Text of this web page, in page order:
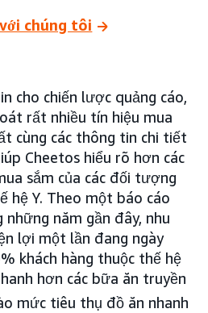
chúng tôi
cho chiến lược quảng cáo,
rất nhiều tín hiệu mua
cùng các thông tin chi tiết
Cheetos hiểu rõ hơn các
sắm của các đối tượng
hệ Y. Theo một báo cáo
năm gần đây, nhu
lợi một lần đang ngày
khách hàng thuộc thế hệ
hơn các bữa ăn truyền
mức tiêu thụ đồ ăn nhanh